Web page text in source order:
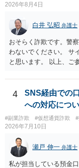
2026年8月4日
白井 弘昭 弁護士
おそらく詐欺です。警
わないでください。 サ
と思います。 以上、ご
4
SNS経由での
への対応につ
#副業詐欺 #仮想通貨詐欺
2026年7月10日
瀬戸 伸一 弁護士
私が担当している預金